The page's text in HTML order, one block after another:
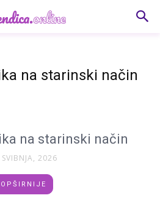
na starinski način
na starinski način
2026
OPŠIRNIJE